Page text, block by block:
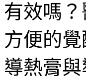
有效嗎
方便的
導熱膏